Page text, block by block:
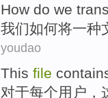
How do we
我们如何将一种
youdao
This file
对于每个用户 ，